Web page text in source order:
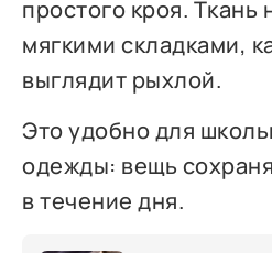
простого кроя. Ткань
мягкими складками,
выглядит рыхлой.
Это удобно для
одежды: вещь
в течение дня.